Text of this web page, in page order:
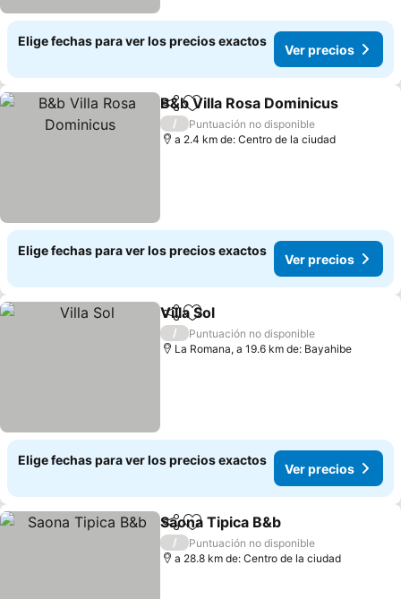
Elige fechas para ver los precios exactos
Ver precios
CompartirAgregar a favoritos
B&b Villa Rosa Dominicus
/
Puntuación no disponible
a 2.4 km de: Centro de la ciudad
Elige fechas para ver los precios exactos
Ver precios
CompartirAgregar a favoritos
Villa Sol
/
Puntuación no disponible
La Romana, a 19.6 km de: Bayahibe
Elige fechas para ver los precios exactos
Ver precios
CompartirAgregar a favoritos
Saona Tipica B&b
/
Puntuación no disponible
a 28.8 km de: Centro de la ciudad